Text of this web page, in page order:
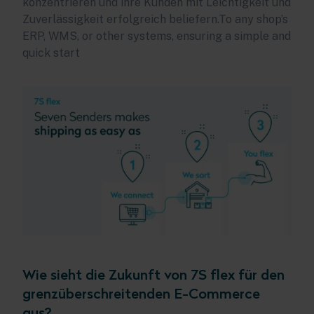
Zuverlässigkeit erfolgreich beliefern.To any shop’s
ERP, WMS, or other systems, ensuring a simple and
quick start
Wie sieht die Zukunft von 7S flex für den
grenzüberschreitenden E-Commerce